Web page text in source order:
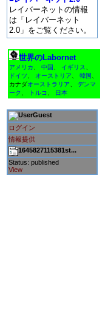
レイバーネットの情報
は「レイバーネット
2.0」をご覧ください。
世界のLabornet
アメリカ 中国 イギリス
ドイツ
オーストリア 韓国
カナダオーストラリア
デンマ
ーク
トルコ 日本
Guest
ログイン
情報提供
1645827115381st...
Status: published
View